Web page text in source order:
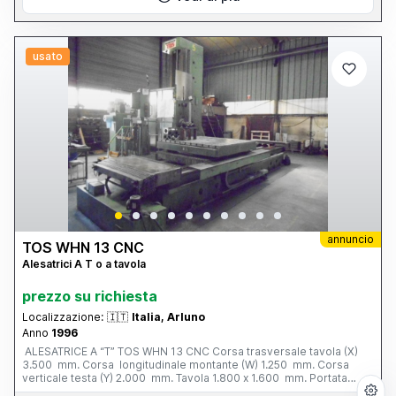
usato
annuncio
TOS WHN 13 CNC
Alesatrici A T o a tavola
prezzo su richiesta
Localizzazione: 🇮🇹 Italia, Arluno
Anno 1996
ALESATRICE A “T” TOS WHN 13 CNC Corsa trasversale tavola (X)
3.500 mm. Corsa longitudinale montante (W) 1.250 mm. Corsa
verticale testa (Y) 2.000 mm. Tavola 1.800 x 1.600 mm. Portata
tavola 12 tonn. Corsa mandrino (Z) 800 mm. Ø mandrino 130 mm.